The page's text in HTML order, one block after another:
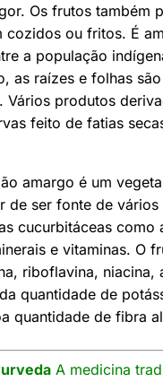
Os frutos também
cozidos ou fritos. É
a população
as raízes e folhas
Vários produtos
feito de fatias
amargo é um
de ser fonte de
cucurbitáceas
e vitaminas. O
riboflavina,
quantidade de
quantidade de fibra
A medicina